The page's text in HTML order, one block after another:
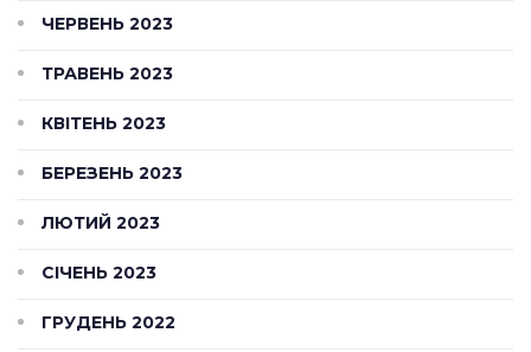
ЧЕРВЕНЬ 2023
ТРАВЕНЬ 2023
КВІТЕНЬ 2023
БЕРЕЗЕНЬ 2023
ЛЮТИЙ 2023
СІЧЕНЬ 2023
ГРУДЕНЬ 2022